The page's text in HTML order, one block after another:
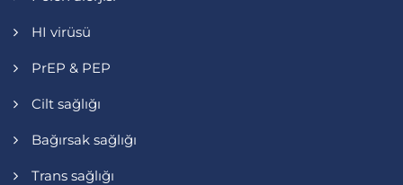
HI virüsü
PrEP & PEP
Cilt sağlığı
Bağırsak sağlığı
Trans sağlığı